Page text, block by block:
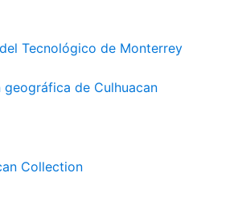
Tecnológico de Monterrey
geográfica de Culhuacan
Collection